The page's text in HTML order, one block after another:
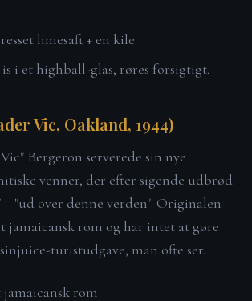
limesaft + en kile
is i et highball-glas, røres forsigtigt.
Vic, Oakland, 1944)
Bergeron serverede sin nye
venner, der efter sigende udbrød
– "ud over denne verden". Originalen
jamaicansk rom og har intet at gøre
turistudgave, man ofte ser.
rom